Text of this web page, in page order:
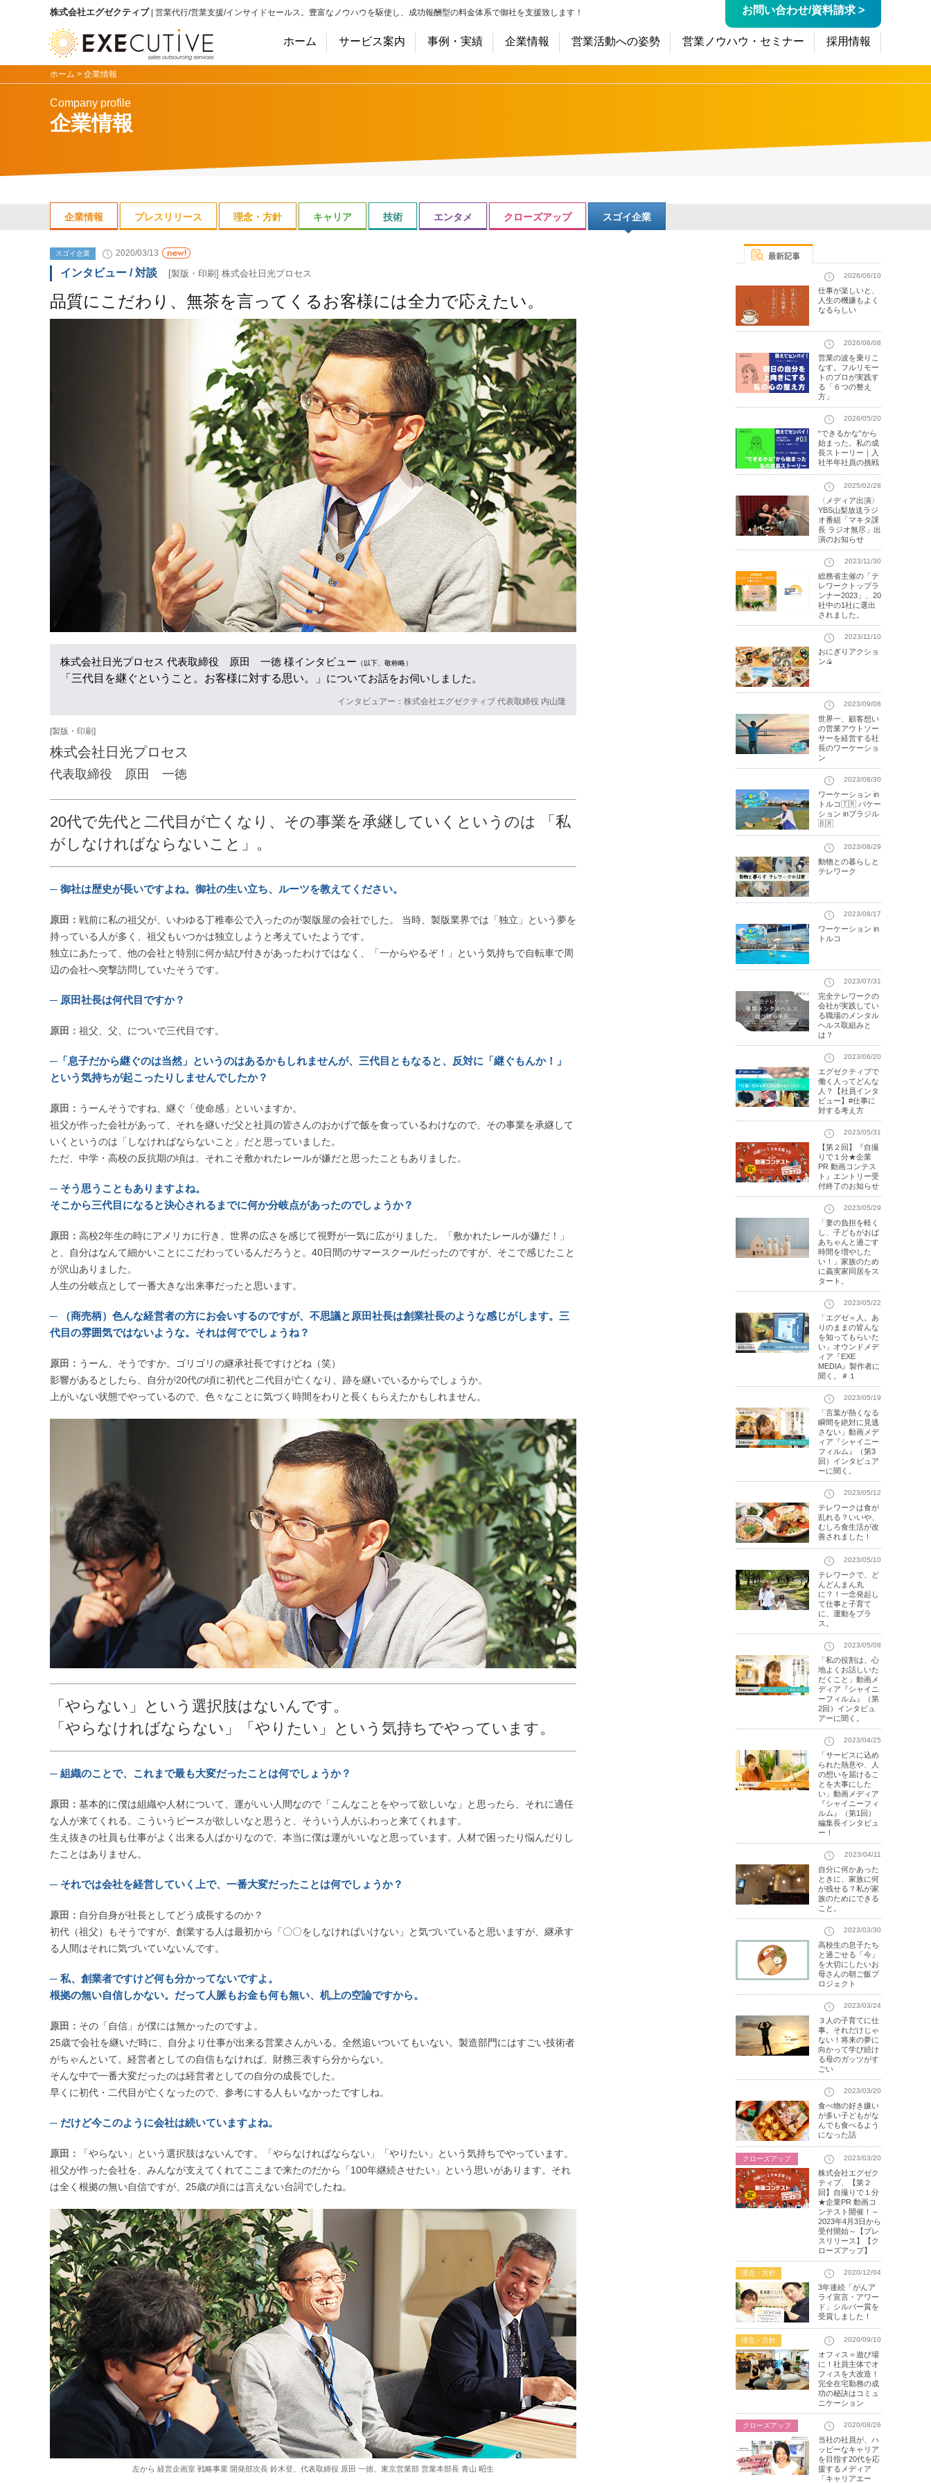
株式会社エグゼクティブ | 営業代行/営業支援/インサイドセールス。豊富なノウハウを駆使し、成功報酬型の料金体系で御社を支援致します！ お問い合わせ/資料請求 >
ホーム サービス案内 事例・実績 企業情報 営業活動への姿勢 営業ノウハウ・セミナー 採用情報
ホーム > 企業情報
Company profile
企業情報
企業情報 プレスリリース 理念・方針 キャリア 技術 エンタメ クローズアップ スゴイ企業
スゴイ企業 2020/03/13
インタビュー / 対談 [製版・印刷] 株式会社日光プロセス
品質にこだわり、無茶を言ってくるお客様には全力で応えたい。
株式会社日光プロセス 代表取締役 原田 一徳 様インタビュー （以下、敬称略）
「三代目を継ぐということ。お客様に対する思い。」 についてお話をお伺いしました。
インタビュアー：株式会社エグゼクティブ 代表取締役 内山隆
[製版・印刷]
株式会社日光プロセス
代表取締役 原田 一徳
20代で先代と二代目が亡くなり、その事業を承継していくというのは 「私
がしなければならないこと」。
─ 御社は歴史が長いですよね。御社の生い立ち、ルーツを教えてください。
原田： 戦前に私の祖父が、いわゆる丁稚奉公で入ったのが製版屋の会社でした。 当時、製版業界では「独立」という夢を
持っている人が多く、祖父もいつかは独立しようと考えていたようです。
独立にあたって、他の会社と特別に何か結び付きがあったわけではなく、「一からやるぞ！」という気持ちで自転車で周
辺の会社へ突撃訪問していたそうです。
─ 原田社長は何代目ですか？
原田： 祖父、父、についで三代目です。
─「息子だから継ぐのは当然」というのはあるかもしれませんが、三代目ともなると、反対に「継ぐもんか！」
という気持ちが起こったりしませんでしたか？
原田： うーんそうですね、継ぐ「使命感」といいますか。
祖父が作った会社があって、それを継いだ父と社員の皆さんのおかげで飯を食っているわけなので、その事業を承継して
いくというのは「しなければならないこと」だと思っていました。
ただ、中学・高校の反抗期の頃は、それこそ敷かれたレールが嫌だと思ったこともありました。
─ そう思うこともありますよね。
そこから三代目になると決心されるまでに何か分岐点があったのでしょうか？
原田： 高校2年生の時にアメリカに行き、世界の広さを感じて視野が一気に広がりました。「敷かれたレールが嫌だ！」
と、自分はなんて細かいことにこだわっているんだろうと。40日間のサマースクールだったのですが、そこで感じたこと
が沢山ありました。
人生の分岐点として一番大きな出来事だったと思います。
─ （商売柄）色んな経営者の方にお会いするのですが、不思議と原田社長は創業社長のような感じがします。三
代目の雰囲気ではないような。それは何ででしょうね？
原田： うーん、そうですか。ゴリゴリの継承社長ですけどね（笑）
影響があるとしたら、自分が20代の頃に初代と二代目が亡くなり、跡を継いでいるからでしょうか。
上がいない状態でやっているので、色々なことに気づく時間をわりと長くもらえたかもしれません。
「やらない」という選択肢はないんです。
「やらなければならない」「やりたい」という気持ちでやっています。
─ 組織のことで、これまで最も大変だったことは何でしょうか？
原田： 基本的に僕は組織や人材について、運がいい人間なので「こんなことをやって欲しいな」と思ったら、それに適任
な人が来てくれる。こういうピースが欲しいなと思うと、そういう人がふわっと来てくれます。
生え抜きの社員も仕事がよく出来る人ばかりなので、本当に僕は運がいいなと思っています。人材で困ったり悩んだりし
たことはありません。
─ それでは会社を経営していく上で、一番大変だったことは何でしょうか？
原田： 自分自身が社長としてどう成長するのか？
初代（祖父）もそうですが、創業する人は最初から「〇〇をしなければいけない」と気づいていると思いますが、継承す
る人間はそれに気づいていないんです。
─ 私、創業者ですけど何も分かってないですよ。
根拠の無い自信しかない。だって人脈もお金も何も無い、机上の空論ですから。
原田： その「自信」が僕には無かったのですよ。
25歳で会社を継いだ時に、自分より仕事が出来る営業さんがいる。全然追いついてもいない。製造部門にはすごい技術者
がちゃんといて。経営者としての自信もなければ、財務三表すら分からない。
そんな中で一番大変だったのは経営者としての自分の成長でした。
早くに初代・二代目が亡くなったので、参考にする人もいなかったですしね。
─ だけど今このように会社は続いていますよね。
原田：
「やらない」という選択肢はないんです。「やらなければならない」「やりたい」という気持ちでやっています。
祖父が作った会社を、みんなが支えてくれてここまで来たのだから「100年継続させたい」という思いがあります。それ
は全く根拠の無い自信ですが、25歳の頃には言えない台詞でしたね。
左から 経営企画室 戦略事業 開発部次長 鈴木登、代表取締役 原田 一徳、東京営業部 営業本部長 青山 昭生
2026/06/10
仕事が楽しいと、
人生の機嫌もよく
なるらしい
2026/06/08
営業の波を乗りこ
なす。フルリモー
トのプロが実践す
る「６つの整え
方」
2026/05/20
“できるかな”から
始まった。私の成
長ストーリー｜入
社半年社員の挑戦
2025/02/28
〈メディア出演〉
YBS山梨放送ラジ
オ番組「マキタ課
長 ラジオ無尽」出
演のお知らせ
2023/11/30
総務省主催の「テ
レワークトップラ
ンナー2023」、20
社中の1社に選出
されました。
2023/11/10
おにぎりアクショ
ン🍙
2023/09/08
世界一、顧客想い
の営業アウトソー
サーを経営する社
長のワーケーショ
ン
2023/08/30
ワーケーション in
トルコ🇹🇷 バケー
ション inブラジル
🇧🇷
2023/08/29
動物との暮らしと
テレワーク
2023/08/17
ワーケーション in
トルコ
2023/07/31
完全テレワークの
会社が実践してい
る職場のメンタル
ヘルス取組みと
は？
2023/06/20
エグゼクティブで
働く人ってどんな
人？【社員インタ
ビュー】#仕事に
対する考え方
2023/05/31
【第２回】『自撮
りで１分★企業
PR 動画コンテス
ト』エントリー受
付終了のお知らせ
2023/05/29
「妻の負担を軽く
し、子どもがおば
あちゃんと過ごす
時間を増やした
い！」家族のため
に義実家同居をス
タート。
2023/05/22
「エグゼ＝人。あ
りのままの皆んな
を知ってもらいた
い」オウンドメデ
ィア『EXE
MEDIA』製作者に
聞く。＃１
2023/05/19
「言葉が熱くなる
瞬間を絶対に見逃
さない」動画メデ
ィア『シャイニー
フィルム』（第3
回）インタビュア
ーに聞く。
2023/05/12
テレワークは食が
乱れる？いいや、
むしろ食生活が改
善されました！
2023/05/10
テレワークで、ど
んどんまん丸
に？！一念発起し
て仕事と子育て
に、運動をプラ
ス。
2023/05/08
「私の役割は、心
地よくお話しいた
だくこと」動画メ
ディア『シャイニ
ーフィルム』（第
2回）インタビュ
アーに聞く。
2023/04/25
「サービスに込め
られた熱意や、人
の想いを届けるこ
とを大事にした
い」動画メディア
『シャイニーフィ
ルム』（第1回）
編集長インタビュ
ー！
2023/04/11
自分に何かあった
ときに、家族に何
が残せる？私が家
族のためにできる
こと。
2023/03/30
高校生の息子たち
と過ごせる「今」
を大切にしたいお
母さんの朝ご飯プ
ロジェクト
2023/03/24
３人の子育てに仕
事。それだけじゃ
ない！将来の夢に
向かって学び続け
る母のガッツがす
ごい
2023/03/20
食べ物の好き嫌い
が多い子どもがな
んでも食べるよう
になった話
クローズアップ 2023/03/20
株式会社エグゼク
ティブ、【第２
回】自撮りで１分
★企業PR 動画コ
ンテスト開催！～
2023年4月3日から
受付開始～【プレ
スリリース】【ク
ローズアップ】
理念・方針 2020/12/04
3年連続「がんア
ライ宣言・アワー
ド」シルバー賞を
受賞しました！
理念・方針 2020/09/10
オフィス＝遊び場
に！社員主体でオ
フィスを大改造！
完全在宅勤務の成
功の秘訣はコミュ
ニケーション
クローズアップ 2020/08/26
当社の社員が、ハ
ッピーなキャリア
を目指す20代を応
援するメディア
「キャリアエー